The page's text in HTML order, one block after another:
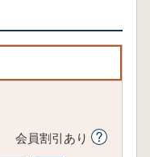
会員割引あり